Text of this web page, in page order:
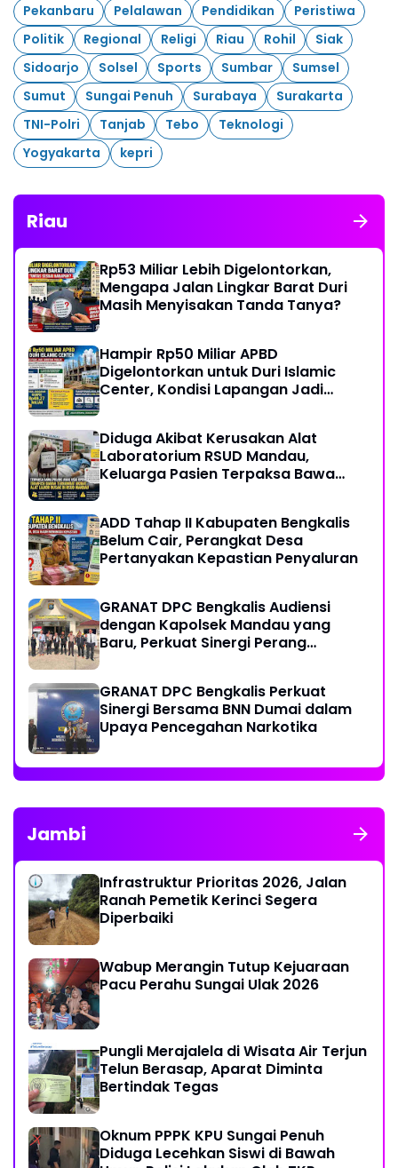
Pekanbaru
Pelalawan Pendidikan
Peristiwa
Politik
Regional Religi Riau Rohil
Siak
Sidoarjo
Solsel Sports Sumbar
Sumsel
Sumut
Sungai Penuh Surabaya
Surakarta
TNI-Polri
Tanjab Tebo
Teknologi
Yogyakarta
kepri
Riau
Rp53 Miliar Lebih Digelontorkan,
Mengapa Jalan Lingkar Barat Duri
Masih Menyisakan Tanda Tanya?
Hampir Rp50 Miliar APBD
Digelontorkan untuk Duri Islamic
Center, Kondisi Lapangan Jadi
Diduga Akibat Kerusakan Alat
Laboratorium RSUD Mandau,
Keluarga Pasien Terpaksa Bawa
Transfusi Darah
ADD Tahap II Kabupaten Bengkalis
Belum Cair, Perangkat Desa
Pertanyakan Kepastian Penyaluran
GRANAT DPC Bengkalis Audiensi
dengan Kapolsek Mandau yang
Baru, Perkuat Sinergi Perang
GRANAT DPC Bengkalis Perkuat
Sinergi Bersama BNN Dumai dalam
Upaya Pencegahan Narkotika
Jambi
Infrastruktur Prioritas 2026, Jalan
Ranah Pemetik Kerinci Segera
Diperbaiki
Wabup Merangin Tutup Kejuaraan
Pacu Perahu Sungai Ulak 2026
Pungli Merajalela di Wisata Air Terjun
Telun Berasap, Aparat Diminta
Bertindak Tegas
Oknum PPPK KPU Sungai Penuh
Diduga Lecehkan Siswi di Bawah